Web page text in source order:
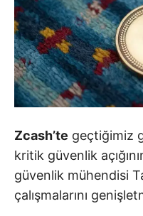
Zcash’te geçtiğimiz
kritik güvenlik
güvenlik mühendisi
çalışmalarını